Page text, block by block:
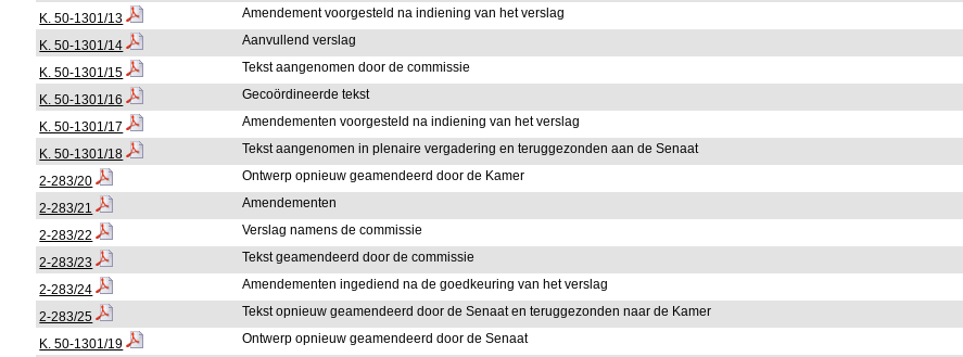
K. 50-1301/13 Amendement voorgesteld na indiening van het verslag
K. 50-1301/14 Aanvullend verslag
K. 50-1301/15 Tekst aangenomen door de commissie
K. 50-1301/16 Gecoördineerde tekst
K. 50-1301/17 Amendementen voorgesteld na indiening van het verslag
K. 50-1301/18 Tekst aangenomen in plenaire vergadering en teruggezonden aan de Senaat
2-283/20 Ontwerp opnieuw geamendeerd door de Kamer
2-283/21 Amendementen
2-283/22 Verslag namens de commissie
2-283/23 Tekst geamendeerd door de commissie
2-283/24 Amendementen ingediend na de goedkeuring van het verslag
2-283/25 Tekst opnieuw geamendeerd door de Senaat en teruggezonden naar de Kamer
K. 50-1301/19 Ontwerp opnieuw geamendeerd door de Senaat